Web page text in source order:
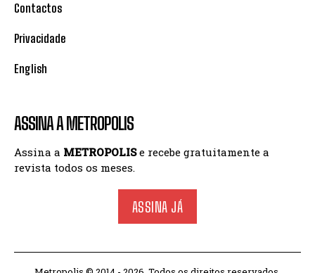
Contactos
Privacidade
English
ASSINA A METROPOLIS
Assina a METROPOLISe recebe gratuitamente a
revista todos os meses.
ASSINA JÁ